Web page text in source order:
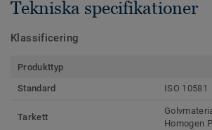
Tekniska specifikationer
Klassificering
Produkttyp
Standard
ISO 10581
Tarkett
Homogen